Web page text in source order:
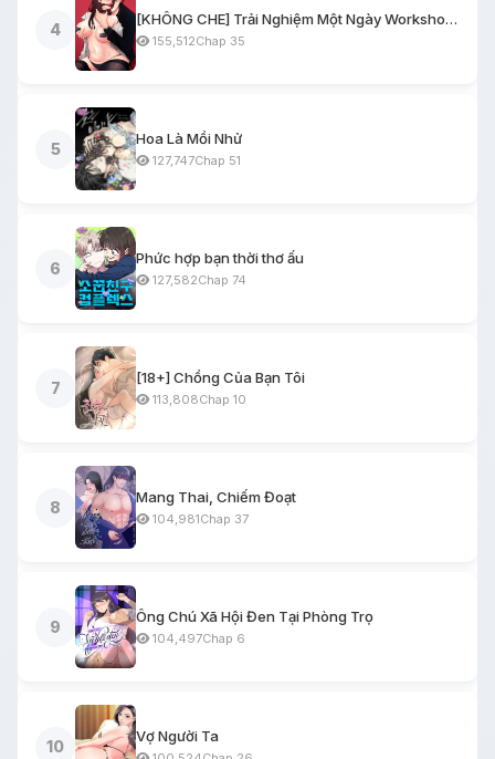
4
[KHÔNG CHE] Trải Nghiệm Một Ngày Workshop BDSM
155,512Chap 35
5
Hoa Là Mồi Nhử
127,747Chap 51
6
Phức hợp bạn thời thơ ấu
127,582Chap 74
7
[18+] Chồng Của Bạn Tôi
113,808Chap 10
8
Mang Thai, Chiếm Đoạt
104,981Chap 37
9
Ông Chú Xã Hội Đen Tại Phòng Trọ
104,497Chap 6
10
Vợ Người Ta